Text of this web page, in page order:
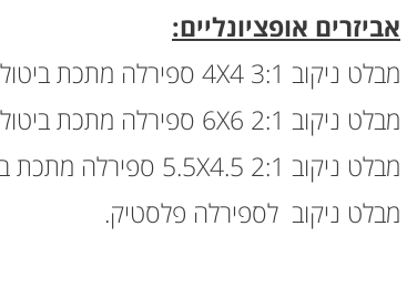
אביזרים אופציונליים:
מבלט ניקוב 3:1 4X4 ספירלה מתכת ביטול חורים מהיר.
מבלט ניקוב 2:1 6X6 ספירלה מתכת ביטול חורים מהיר.
מבלט ניקוב 2:1 5.5X4.5 ספירלה מתכת ביטול חורים מהיר.
מבלט ניקוב לספירלה פלסטיק.